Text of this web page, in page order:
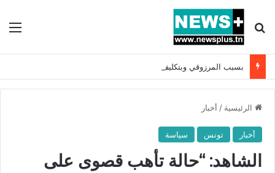
بحث عن
الرئيسية / أخبار
أخبار تونس سياسة
الشاهد: “حالة تأهب قصوى على